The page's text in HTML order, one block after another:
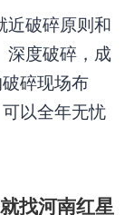
近破碎原则和
深度破碎，成
碎现场布
以全年无忧
找河南红星